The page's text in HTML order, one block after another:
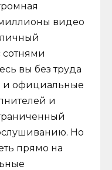
видео
сотнями
вы без труда
и официальные
и
Но
прямо на